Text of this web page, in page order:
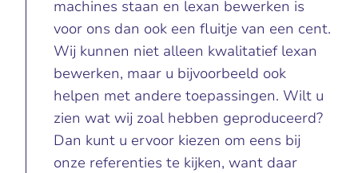
machines staan en lexan bewerken is
voor ons dan ook een fluitje van een cent.
Wij kunnen niet alleen kwalitatief lexan
bewerken, maar u bijvoorbeeld ook
helpen met andere toepassingen. Wilt u
zien wat wij zoal hebben geproduceerd?
Dan kunt u ervoor kiezen om eens bij
onze referenties te kijken, want daar